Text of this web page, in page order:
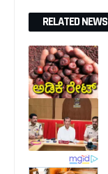
RELATED NEWS